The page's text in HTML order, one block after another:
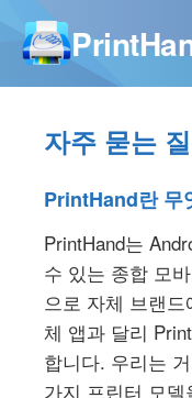
자주 묻는
PrintHand란 무
PrintHand는
수 있는 종합 모
으로 자체 브랜
체 앱과 달리
합니다. 우리는
가지 프린터 모